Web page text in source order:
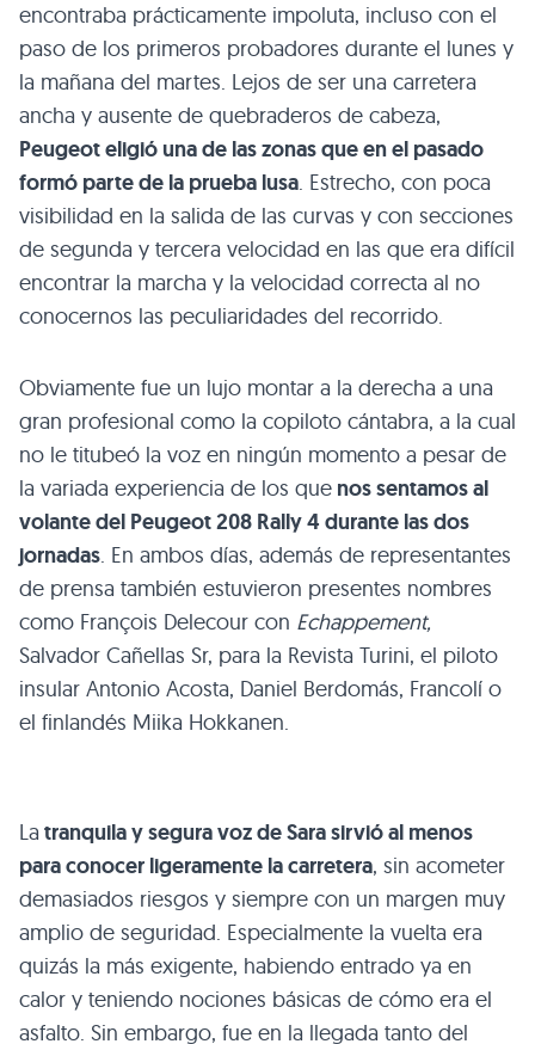
encontraba prácticamente impoluta, incluso con el
paso de los primeros probadores durante el lunes y
la mañana del martes. Lejos de ser una carretera
ancha y ausente de quebraderos de cabeza,
Peugeot eligió una de las zonas que en el pasado
formó parte de la prueba lusa. Estrecho, con poca
visibilidad en la salida de las curvas y con secciones
de segunda y tercera velocidad en las que era difícil
encontrar la marcha y la velocidad correcta al no
conocernos las peculiaridades del recorrido.
Obviamente fue un lujo montar a la derecha a una
gran profesional como la copiloto cántabra, a la cual
no le titubeó la voz en ningún momento a pesar de
la variada experiencia de los que nos sentamos al
volante del Peugeot 208 Rally 4 durante las dos
jornadas. En ambos días, además de representantes
de prensa también estuvieron presentes nombres
como François Delecour con Echappement,
Salvador Cañellas Sr, para la Revista Turini, el piloto
insular Antonio Acosta, Daniel Berdomás, Francolí o
el finlandés Miika Hokkanen.
La tranquila y segura voz de Sara sirvió al menos
para conocer ligeramente la carretera, sin acometer
demasiados riesgos y siempre con un margen muy
amplio de seguridad. Especialmente la vuelta era
quizás la más exigente, habiendo entrado ya en
calor y teniendo nociones básicas de cómo era el
asfalto. Sin embargo, fue en la llegada tanto del